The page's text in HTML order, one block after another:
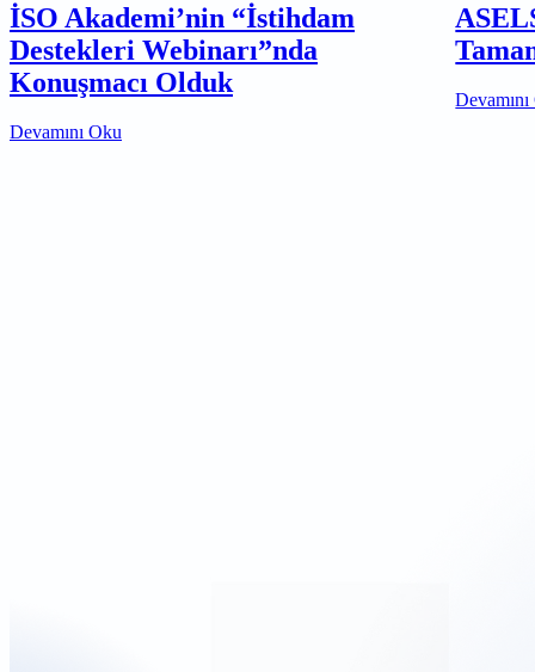
İSO Akademi’nin “İstihdam
Destekleri Webinarı”nda
Konuşmacı Olduk
Devamını Oku